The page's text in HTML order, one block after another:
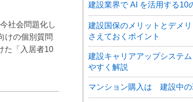
社会問題化し
けの個別質問
た「入居者10
建設業界で AI を活用する10
建設国保のメリットとデメ
さえておくポイント
建設キャリアアップシステム
やすく解説
マンション購入は 建設中の